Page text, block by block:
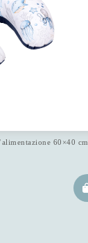
60×40 cm